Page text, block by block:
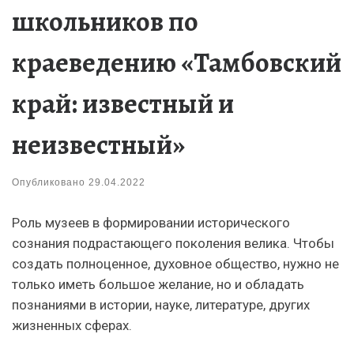
школьников по
краеведению «Тамбовский
край: известный и
неизвестный»
Опубликовано 29.04.2022
Роль музеев в формировании исторического
сознания подрастающего поколения велика. Чтобы
создать полноценное, духовное общество, нужно не
только иметь большое желание, но и обладать
познаниями в истории, науке, литературе, других
жизненных сферах.